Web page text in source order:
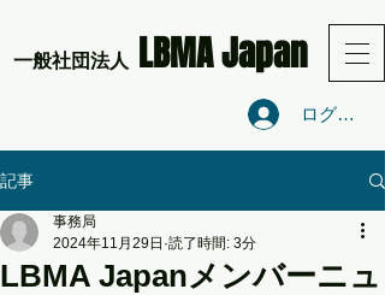
​一般社団法人 LBMA Japan
ログイン
記事
LBMA Japanメンバーニュ
事務局
2024年11月29日 読了時間: 3分